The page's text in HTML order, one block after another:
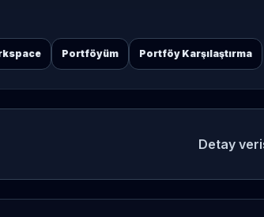
Portföyüm Portföy Karşılaştırma
Detay